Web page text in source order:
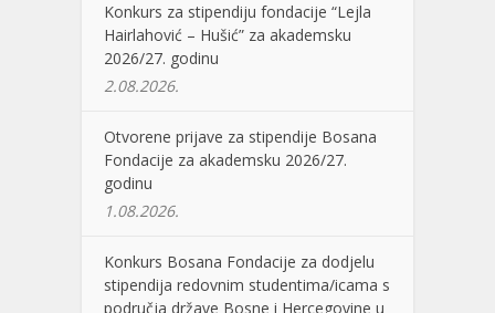
Konkurs za stipendiju fondacije “Lejla
Hairlahović – Hušić” za akademsku
2026/27. godinu
2.08.2026.
Otvorene prijave za stipendije Bosana
Fondacije za akademsku 2026/27.
godinu
1.08.2026.
Konkurs Bosana Fondacije za dodjelu
stipendija redovnim studentima/icama s
područja države Bosne i Hercegovine u